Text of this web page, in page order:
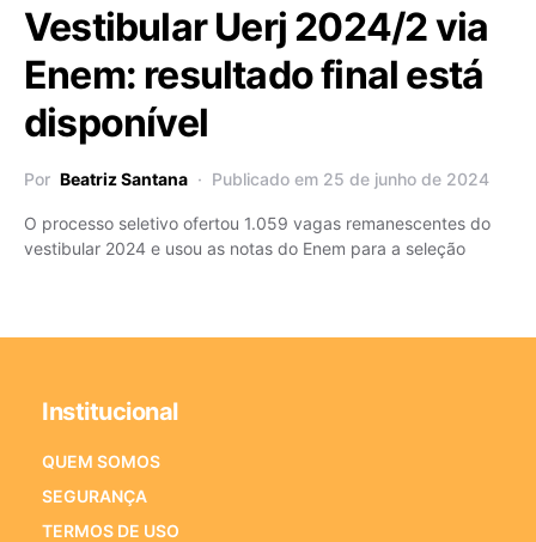
Vestibular Uerj 2024/2 via
Enem: resultado final está
disponível
Por Beatriz Santana Publicado em 25 de junho de 2024
O processo seletivo ofertou 1.059 vagas remanescentes do
vestibular 2024 e usou as notas do Enem para a seleção
Institucional
QUEM SOMOS
SEGURANÇA
TERMOS DE USO